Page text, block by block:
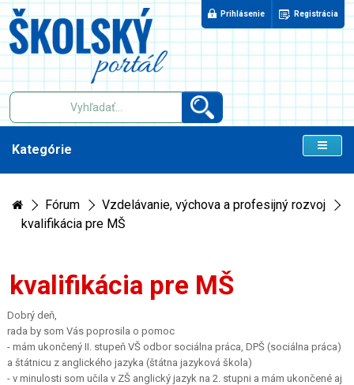
Prihlásenie Registrácia
Kategórie
Fórum
Vzdelávanie, výchova a profesijný rozvoj
kvalifikácia pre MŠ
kvalifikácia pre MŠ
Dobrý deň,
rada by som Vás poprosila o pomoc
- mám ukončený II. stupeň VŠ odbor sociálna práca, DPŠ (sociálna práca)
a štátnicu z anglického jazyka (štátna jazyková škola)
- v minulosti som učila v ZŠ anglický jazyk na 2. stupni a mám ukončené aj